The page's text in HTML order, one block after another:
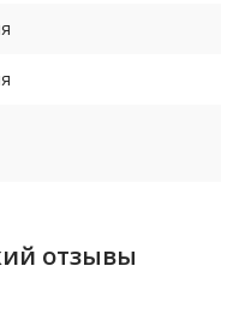
отзывы